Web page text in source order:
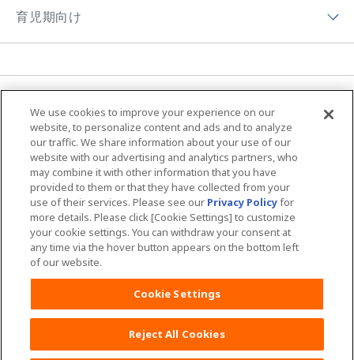
お母さん向けケア商品
ムーニー 病産院用
ムーニー寝具
商品検索
プレゼントキャンペーン
ムーニーちゃんのひみつ
ムーニーの思い
アプリ紹介
初めて妊娠した方へ
育児体験談
ムーニーちゃん学級
ムーニーアプリのご案内
育児期向け
育児体験談
子育て向け記事
夜間のおもらし大調査
おむつの選び方
MOVIE & CM
ムーニーの編集ポリシー
サイトマップ
Global Website
ユニ・チャームHOME お問い合わせ
ウェブサイト利用規約 プライバシーポリシー
公式アカウント コミュニティガイドライ
ン
障がいの表記について
Copyright© Unicharm Corporation
We use cookies to improve your experience on our
website, to personalize content and ads and to analyze
our traffic. We share information about your use of our
website with our advertising and analytics partners, who
may combine it with other information that you have
provided to them or that they have collected from your
use of their services. Please see our Privacy Policyfor
more details. Please click [Cookie Settings] to customize
your cookie settings. You can withdraw your consent at
any time via the hover button appears on the bottom left
of our website.
Cookie Settings
Reject All Cookies